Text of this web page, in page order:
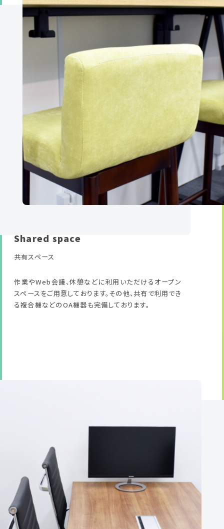
Shared space
共有スペース
作業やWeb会議、休憩などに利用いただけるオープン
スペースをご用意しております。その他、共有で利用でき
る複合機などのOA機器も完備しております。